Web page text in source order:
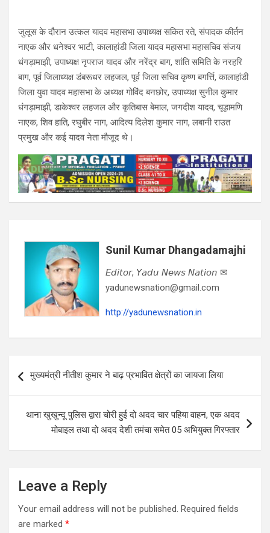
जुलूस के दौरान उत्कल यादव महासभा उपाध्यक्ष सकित रते, संपादक कीर्तन
नाएक और धनेश्वर भाटी, कालाहांडी जिला यादव महासभा महासचिव संजय
धंगड़ामाझी, उपाध्यक्ष नृपराज यादव और नरेंद्र बाग, शांति समिति के नरहरि
बाग, पूर्व जिलाध्यक्ष डंबरूधर लहजल, पूर्व जिला सचिव कृष्ण बगर्त्ति, कालाहांडी
जिला युवा यादव महासभा के अध्यक्ष गोविंद बनछोर, उपाध्यक्ष सुनील कुमार
धंगड़ामाझी, डाकेश्वर लहजल और कृतिबास बेमाल, जगदीश यादव, चूड़ामणि
नाएक, शिव हाति, रघुबीर नाग, आदित्य दिलेश कुमार नाग, लबानी राउत
प्रमुख और कई यादव नेता मौजूद थे।
Sunil Kumar Dhangadamajhi
𝘌𝘥𝘪𝘵𝘰𝘳, 𝘠𝘢𝘥𝘶 𝘕𝘦𝘸𝘴 𝘕𝘢𝘵𝘪𝘰𝘯 ✉
yadunewsnation@gmail.com
http://yadunewsnation.in
navigation
मुख्यमंत्री नीतीश कुमार ने बाढ़ प्रभावित क्षेत्रों का जायजा लिया
थाना खुखुन्दू पुलिस द्वारा चोरी हुई दो अदद चार पहिया वाहन, एक अदद
मोबाइल तथा दो अदद देशी तमंचा समेत 05 अभियुक्त गिरफ्तार
Leave a Reply
Your email address will not be published. Required fields
are marked *